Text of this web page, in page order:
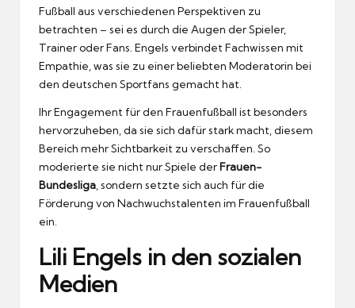
Fußball aus verschiedenen Perspektiven zu
betrachten – sei es durch die Augen der Spieler,
Trainer oder Fans. Engels verbindet Fachwissen mit
Empathie, was sie zu einer beliebten Moderatorin bei
den deutschen Sportfans gemacht hat.
Ihr Engagement für den Frauenfußball ist besonders
hervorzuheben, da sie sich dafür stark macht, diesem
Bereich mehr Sichtbarkeit zu verschaffen. So
moderierte sie nicht nur Spiele derFrauen-
Bundesliga , sondern setzte sich auch für die
Förderung von Nachwuchstalenten im Frauenfußball
ein.
Lili Engels in den sozialen
Medien